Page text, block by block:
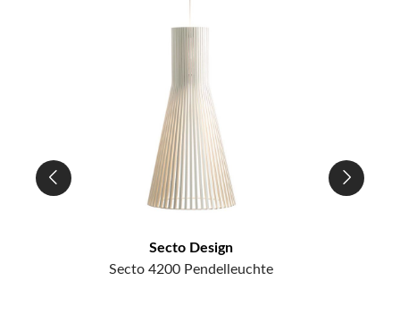
Secto Design
Secto 4200 Pendelleuchte